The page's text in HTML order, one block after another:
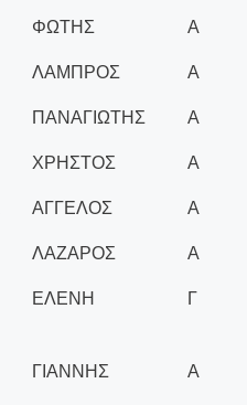
ΦΩΤΗΣ Α
ΛΑΜΠΡΟΣ Α
ΠΑΝΑΓΙΩΤΗΣ Α
ΧΡΗΣΤΟΣ Α
ΑΓΓΕΛΟΣ Α
ΛΑΖΑΡΟΣ Α
ΕΛΕΝΗ Γ
ΓΙΑΝΝΗΣ Α